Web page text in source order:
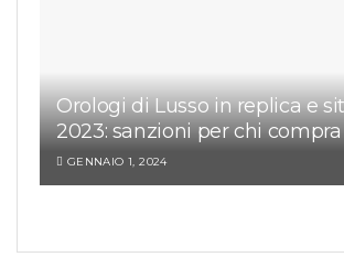
Orologi di Lusso in replica e
2023: sanzioni per chi compra
GENNAIO 1, 2024